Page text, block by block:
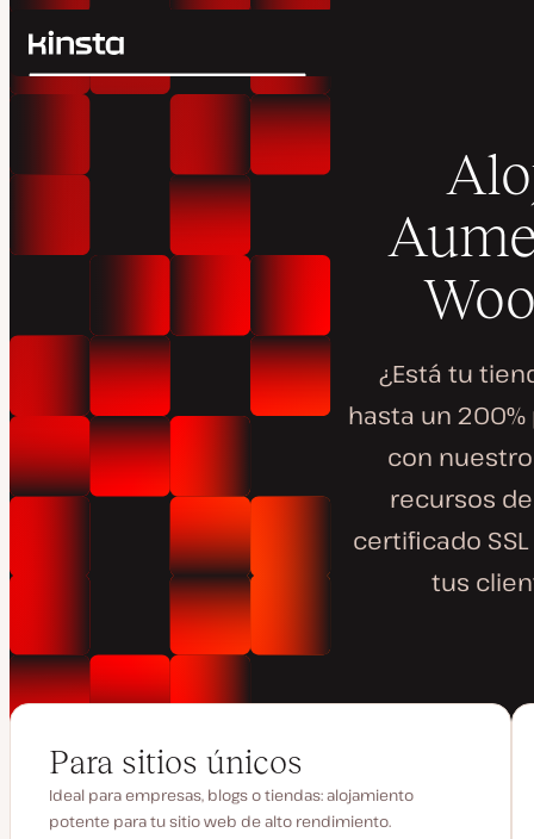
Kinsta®
Plataforma
Recursos
Buscar
¿Está tu
hasta un
con
recursos
certificado
tus
Para sitios únicos
Ideal para empresas, blogs o tiendas: alojamiento
potente para tu sitio web de alto rendimiento.